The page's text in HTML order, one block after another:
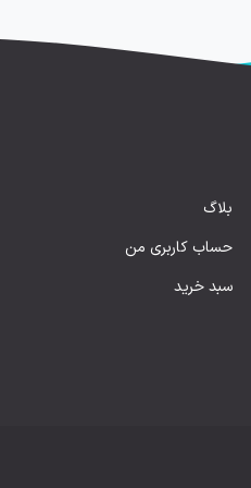
بلاگ
حساب کاربری من
سبد خرید